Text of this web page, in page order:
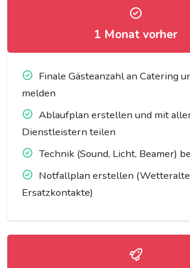
1 Monat vorher
Finale Gästeanzahl an Catering
melden
Ablaufplan erstellen und mit
Dienstleistern teilen
Technik (Sound, Licht, Beamer)
Notfallplan erstellen
Ersatzkontakte)